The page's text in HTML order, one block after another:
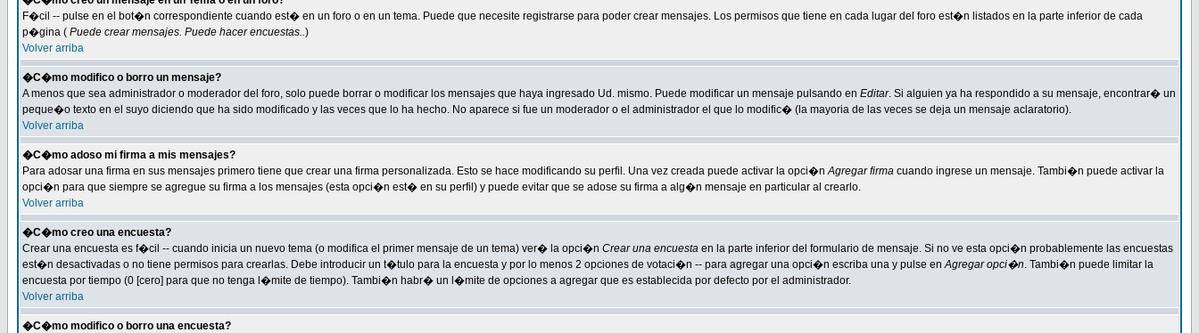
F�cil -- pulse en el bot�n correspondiente cuando est� en un foro o en un tema. Puede que necesite registrarse para poder crear mensajes. Los permisos que tiene en cada lugar del foro est�n listados en la parte inferior de cada
p�gina ( Puede crear mensajes. Puede hacer encuestas..)
Volver arriba
�C�mo modifico o borro un mensaje?
A menos que sea administrador o moderador del foro, solo puede borrar o modificar los mensajes que haya ingresado Ud. mismo. Puede modificar un mensaje pulsando en Editar. Si alguien ya ha respondido a su mensaje, encontrar� un
peque�o texto en el suyo diciendo que ha sido modificado y las veces que lo ha hecho. No aparece si fue un moderador o el administrador el que lo modific� (la mayoria de las veces se deja un mensaje aclaratorio).
Volver arriba
�C�mo adoso mi firma a mis mensajes?
Para adosar una firma en sus mensajes primero tiene que crear una firma personalizada. Esto se hace modificando su perfil. Una vez creada puede activar la opci�nAgregar firma cuando ingrese un mensaje. Tambi�n puede activar la
opci�n para que siempre se agregue su firma a los mensajes (esta opci�n est� en su perfil) y puede evitar que se adose su firma a alg�n mensaje en particular al crearlo.
Volver arriba
�C�mo creo una encuesta?
Crear una encuesta es f�cil -- cuando inicia un nuevo tema (o modifica el primer mensaje de un tema) ver� la opci�n Crear una encuesta en la parte inferior del formulario de mensaje. Si no ve esta opci�n probablemente las encuestas
est�n desactivadas o no tiene permisos para crearlas. Debe introducir un t�tulo para la encuesta y por lo menos 2 opciones de votaci�n -- para agregar una opci�n escriba una y pulse enAgregar opci�n. Tambi�n puede limitar la
encuesta por tiempo (0 [cero] para que no tenga l�mite de tiempo). Tambi�n habr� un l�mite de opciones a agregar que es establecida por defecto por el administrador.
Volver arriba
�C�mo modifico o borro una encuesta?